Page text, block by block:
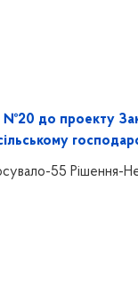
№20 до проекту
55 Рішення-